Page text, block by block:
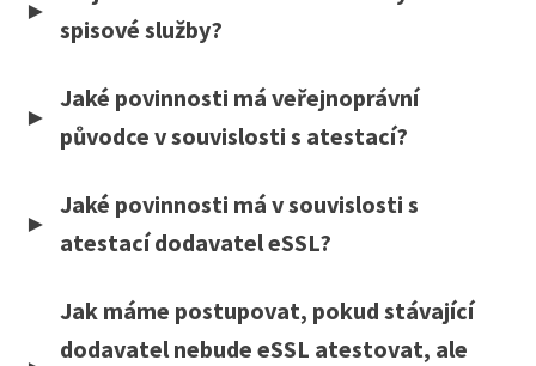
spisové služby?
Jaké povinnosti má veřejnoprávní
původce v souvislosti s atestací?
Jaké povinnosti má v souvislosti s
atestací dodavatel eSSL?
Jak máme postupovat, pokud stávající
dodavatel nebude eSSL atestovat, ale